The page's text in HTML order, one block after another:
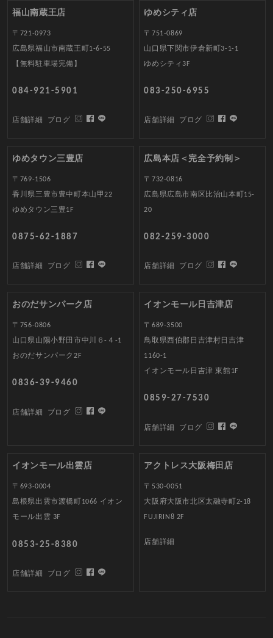
福山南蔵王店
〒721-0973
広島県福山市南蔵王町1-6-55
【無料駐車場完備】
084-921-5901
店舗詳細 ブログ
ゆめシティ店
〒751-0869
山口県下関市伊倉新町3-1-1
ゆめシティ3F
083-250-6955
店舗詳細 ブログ
ゆめタウン三豊店
〒769-1506
香川県三豊市豊中町本山甲22
ゆめタウン三豊1F
0875-62-1887
店舗詳細 ブログ
広島本店＜完全予約制＞
〒732-0816
広島県広島市南区比治山本町15-
20
082-259-3000
店舗詳細 ブログ
おのだサンパーク店
〒756-0806
山口県山陽小野田市中川６-４-1
おのだサンパーク2F
0836-39-9460
店舗詳細 ブログ
イオンモール日吉津店
〒689-3500
鳥取県西伯郡日吉津村日吉津
1160-1
イオンモール日吉津 東館1F
0859-27-7530
店舗詳細 ブログ
イオンモール出雲店
〒693-0004
島根県出雲市渡橋町1066 イオン
モール出雲 3F
0853-25-8380
店舗詳細 ブログ
アクトレス大阪梅田店
〒530-0051
大阪府大阪市北区太融寺町2-18
FUJIRIN8 2F
店舗詳細